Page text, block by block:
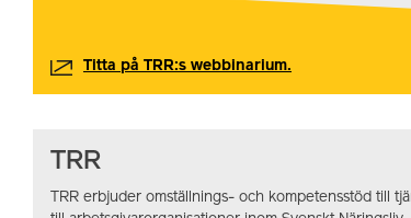
Titta på TRR:s webbinarium.
TRR
TRR erbjuder omställnings- och kompetensstöd till